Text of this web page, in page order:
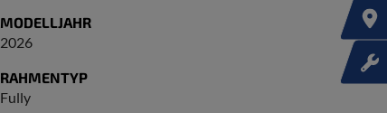
MODELLJAHR
2026
RAHMENTYP
Fully